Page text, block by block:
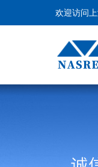
欢迎访问